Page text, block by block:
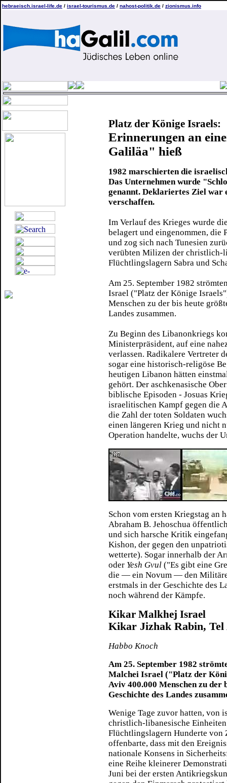
hebraeisch.israel-life.de / israel-tourismus.de / nahost-politik.de / zionismus.info
Platz der Könige Israels:
Erinnerungen an
Galiläa" hieß
1982 marschierten die
Das Unternehmen wurde
genannt. Deklariertes Ziel war
verschaffen.
Im Verlauf des Krieges wurde
belagert und eingenommen, die
und zog sich nach Tunesien
verübten Milizen der christlich-
Flüchtlingslagern Sabra und
Am 25. September 1982
Israel ("Platz der Könige
Menschen zu der bis heute
Landes zusammen.
Zu Beginn des Libanonkriegs
Ministerpräsident, auf eine
verlassen. Radikalere Vertreter
sogar eine historisch-religöse
heutigen Libanon hätten
gehört. Der aschkenasische
biblische Episoden - Josuas
israelitischen Kampf gegen die
die Zahl der toten Soldaten
einen längeren Krieg und nicht
Operation handelte, wuchs der
Schon vom ersten Kriegstag an
Abraham B. Jehoschua
und sich harsche Kritik
Kishon, der gegen den
wetterte). Sogar innerhalb der
oder Yesh Gvul("Es gibt eine
die — ein Novum — den
erstmals in der Geschichte des
noch während der Kämpfe.
Kikar Malkhej Israel
Kikar Jizhak Rabin, Tel
Habbo Knoch
Am 25. September 1982
Malchei Israel ("Platz der
Aviv 400.000 Menschen zu
Geschichte des Landes
Wenige Tage zuvor hatten, von
christlich-libanesische
Flüchtlingslagern Hunderte
offenbarte, dass mit den
nationale Konsens in
eine Reihe kleinerer
Juni bei der ersten